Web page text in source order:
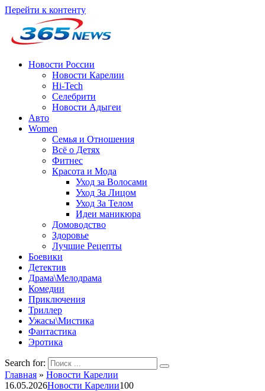
Перейти к контенту
Новости России
Новости Карелии
Hi-Tech
Селебрити
Новости Адыгеи
Авто
Women
Семья и Отношения
Всё о Детях
Фитнес
Красота и Мода
Уход за Волосами
Уход За Лицом
Уход За Телом
Идеи маникюра
Домоводство
Здоровье
Лучшие Рецепты
Боевики
Детектив
Драма\Мелодрама
Комедии
Приключения
Триллер
Ужасы\Мистика
Фантастика
Эротика
Search for:
Главная » Новости Карелии
16.05.2026Новости Карелии100